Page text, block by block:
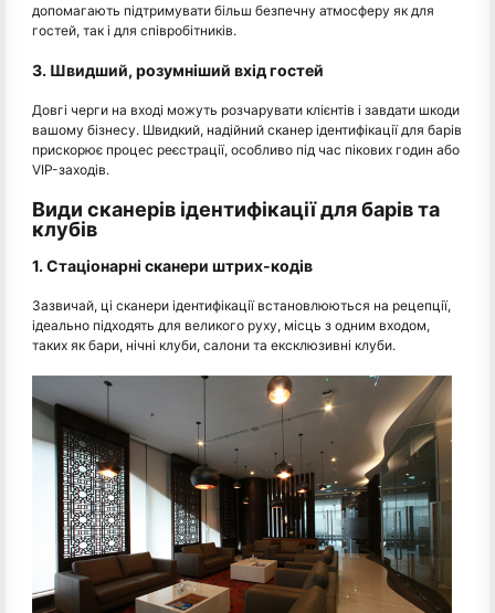
допомагають підтримувати більш безпечну атмосферу як для
гостей, так і для співробітників.
3. Швидший, розумніший вхід гостей
Довгі черги на вході можуть розчарувати клієнтів і завдати шкоди
вашому бізнесу. Швидкий, надійний сканер ідентифікації для барів
прискорює процес реєстрації, особливо під час пікових годин або
VIP-заходів.
Види сканерів ідентифікації для барів та
клубів
1. Стаціонарні сканери штрих-кодів
Зазвичай, ці сканери ідентифікації встановлюються на рецепції,
ідеально підходять для великого руху, місць з одним входом,
таких як бари, нічні клуби, салони та ексклюзивні клуби.